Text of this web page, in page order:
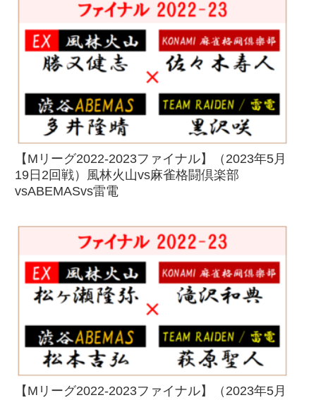
【Mリーグ2022-2023ファイナル】（2023年5月
19日2回戦）風林火山vs麻雀格闘倶楽部
vsABEMASvs雷電
【Mリーグ2022-2023ファイナル】（2023年5月